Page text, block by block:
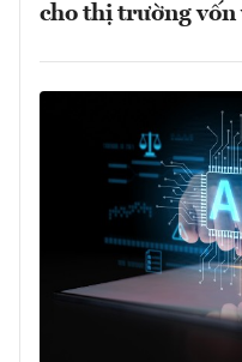
cho thị trường vốn